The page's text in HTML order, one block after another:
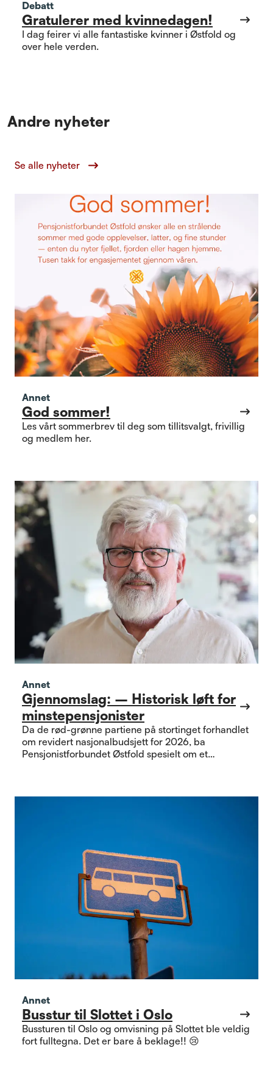
Debatt
Gratulerer med kvinnedagen!
I dag feirer vi alle fantastiske kvinner i Østfold og
over hele verden.
Andre nyheter
Se alle nyheter
Annet
God sommer!
Les vårt sommerbrev til deg som tillitsvalgt, frivillig
og medlem her.
Annet
Gjennomslag: – Historisk løft for
minstepensjonister
Da de rød-grønne partiene på stortinget forhandlet
om revidert nasjonalbudsjett for 2026, ba
Pensjonistforbundet Østfold spesielt om et
Annet
Busstur til Slottet i Oslo
Bussturen til Oslo og omvisning på Slottet ble veldig
fort fulltegna. Det er bare å beklage!! 😢